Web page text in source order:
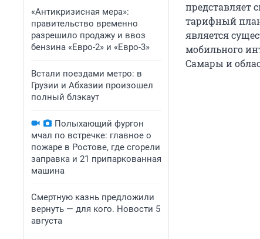
«Антикризисная мера»:
правительство временно
разрешило продажу и ввоз
бензина «Евро-2» и «Евро-3»
Встали поездами метро: в
Грузии и Абхазии произошел
полный блэкаут
Полыхающий фургон
мчал по встречке: главное о
пожаре в Ростове, где сгорели
заправка и 21 припаркованная
машина
Смертную казнь предложили
вернуть — для кого. Новости 5
августа
представляет
тарифный план
является
мобильного
Самары и